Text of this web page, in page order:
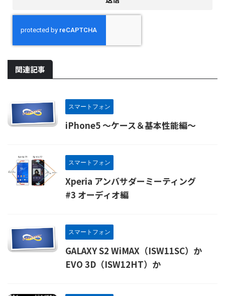
関連記事
スマートフォン
iPhone5 ～ケース＆基本性能編～
スマートフォン
Xperia アンバサダーミーティング
#3 オーディオ編
スマートフォン
GALAXY S2 WiMAX（ISW11SC）か
EVO 3D（ISW12HT）か